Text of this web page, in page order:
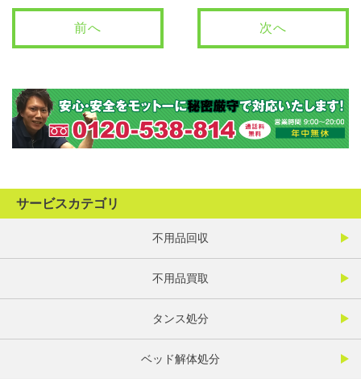
前へ 次へ
サービスカテゴリ
不用品回収
不用品買取
タンス処分
ベッド解体処分